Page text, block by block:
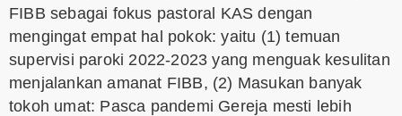
FIBB sebagai fokus pastoral KAS dengan
mengingat empat hal pokok: yaitu (1) temuan
supervisi paroki 2022-2023 yang menguak kesulitan
menjalankan amanat FIBB, (2) Masukan banyak
tokoh umat: Pasca pandemi Gereja mesti lebih